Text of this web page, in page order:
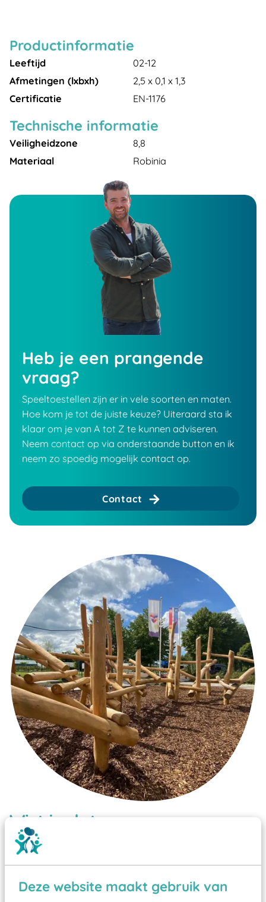
Deze website maakt gebruik van
Productinformatie
Leeftijd
02-12
Afmetingen (lxbxh)
2,5 x 0,1 x 1,3
Certificatie
EN-1176
Technische informatie
Veiligheidzone
8,8
Materiaal
Robinia
Heb je een prangende
vraag?
Speeltoestellen zijn er in vele soorten en maten.
Hoe kom je tot de juiste keuze? Uiteraard sta ik
klaar om je van A tot Z te kunnen adviseren.
Neem contact op via onderstaande button en ik
neem zo spoedig mogelijk contact op.
Contact
Wist je dat:
Vanaf een valhoogte van 1,5 meter een speciale
Elk speeltoestel in de openbare ruimte voorzien